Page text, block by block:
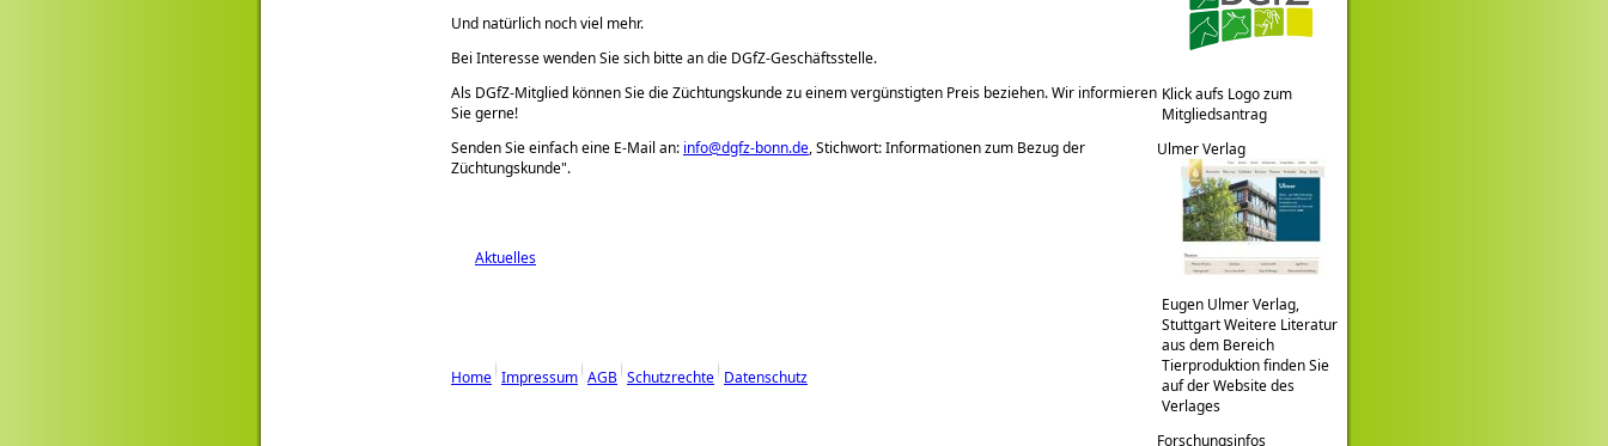
Und natürlich noch viel mehr.
Bei Interesse wenden Sie sich bitte an die DGfZ-Geschäftsstelle.
Als DGfZ-Mitglied können Sie die Züchtungskunde zu einem vergünstigten Preis beziehen. Wir informieren
Sie gerne!
Senden Sie einfach eine E-Mail an: info@dgfz-bonn.de, Stichwort: Informationen zum Bezug der
Züchtungskunde".
Aktuelles
Home Impressum AGB Schutzrechte Datenschutz
Klick aufs Logo zum
Mitgliedsantrag
Ulmer Verlag
Eugen Ulmer Verlag,
Stuttgart Weitere Literatur
aus dem Bereich
Tierproduktion finden Sie
auf der Website des
Verlages
Forschungsinfos